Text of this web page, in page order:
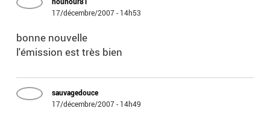
17/décembre/2007 - 14h53
bonne nouvelle
l'émission est très bien
sauvagedouce
17/décembre/2007 - 14h49